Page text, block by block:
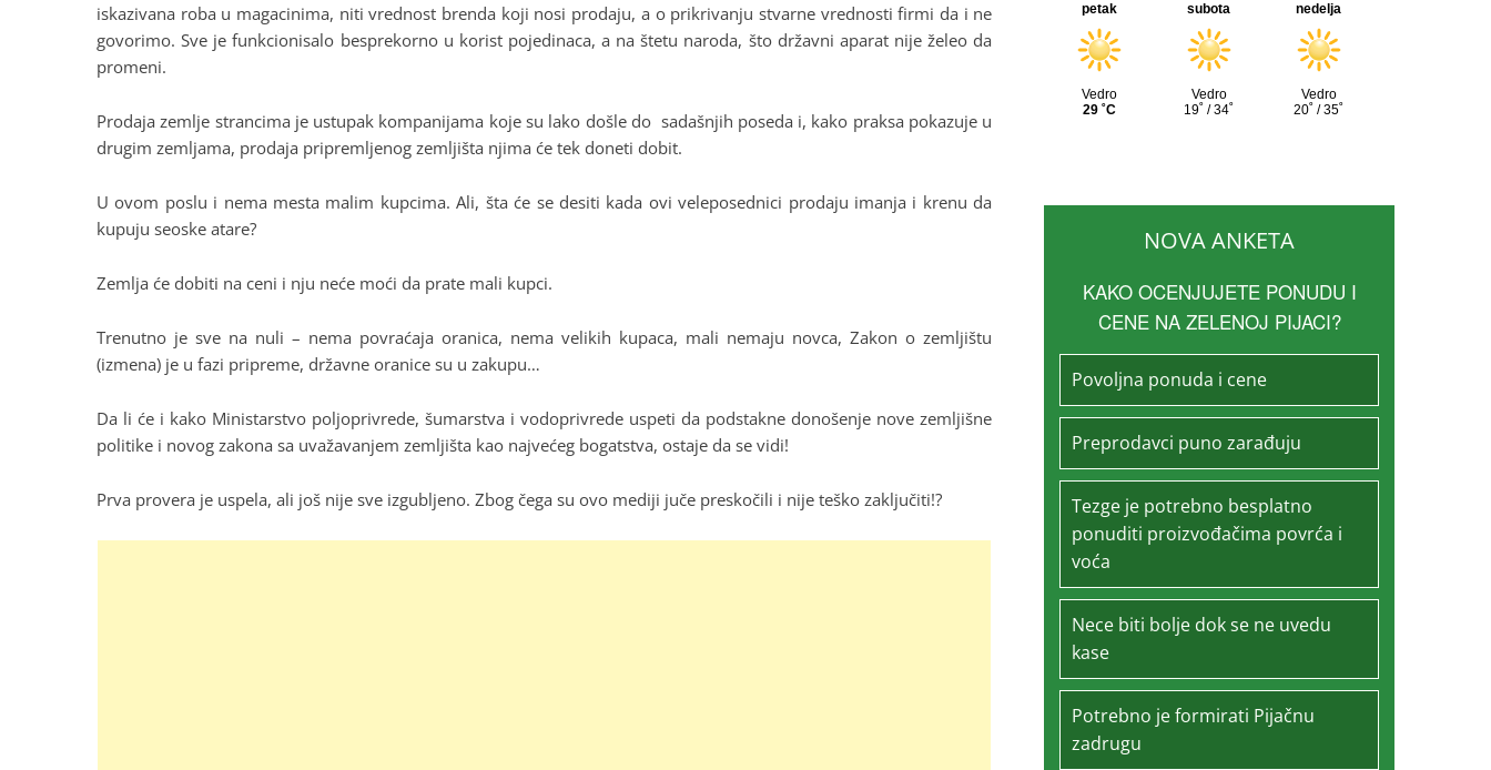
iskazivana roba u magacinima, niti vrednost brenda koji nosi prodaju, a o prikrivanju stvarne vrednosti firmi da i ne
govorimo. Sve je funkcionisalo besprekorno u korist pojedinaca, a na štetu naroda, što državni aparat nije želeo da
promeni.
Prodaja zemlje strancima je ustupak kompanijama koje su lako došle do sadašnjih poseda i, kako praksa pokazuje u
drugim zemljama, prodaja pripremljenog zemljišta njima će tek doneti dobit.
U ovom poslu i nema mesta malim kupcima. Ali, šta će se desiti kada ovi veleposednici prodaju imanja i krenu da
kupuju seoske atare?
Zemlja će dobiti na ceni i nju neće moći da prate mali kupci.
Trenutno je sve na nuli – nema povraćaja oranica, nema velikih kupaca, mali nemaju novca, Zakon o zemljištu
(izmena) je u fazi pripreme, državne oranice su u zakupu…
Da li će i kako Ministarstvo poljoprivrede, šumarstva i vodoprivrede uspeti da podstakne donošenje nove zemljišne
politike i novog zakona sa uvažavanjem zemljišta kao najvećeg bogatstva, ostaje da se vidi!
Prva provera je uspela, ali još nije sve izgubljeno. Zbog čega su ovo mediji juče preskočili i nije teško zaključiti!?
NOVA ANKETA
KAKO OCENJUJETE PONUDU I
CENE NA ZELENOJ PIJACI?
Povoljna ponuda i cene
Preprodavci puno zarađuju
Tezge je potrebno besplatno
ponuditi proizvođačima povrća i
voća
Nece biti bolje dok se ne uvedu
kase
Potrebno je formirati Pijačnu
zadrugu